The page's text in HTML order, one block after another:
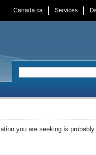
Canada.ca Services
Search
you are seeking is